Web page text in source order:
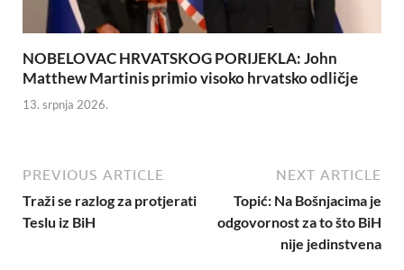
NOBELOVAC HRVATSKOG PORIJEKLA: John
Matthew Martinis primio visoko hrvatsko odličje
13. srpnja 2026.
PREVIOUS ARTICLE
Traži se razlog za protjerati
Teslu iz BiH
NEXT ARTICLE
Topić: Na Bošnjacima je
odgovornost za to što BiH
nije jedinstvena